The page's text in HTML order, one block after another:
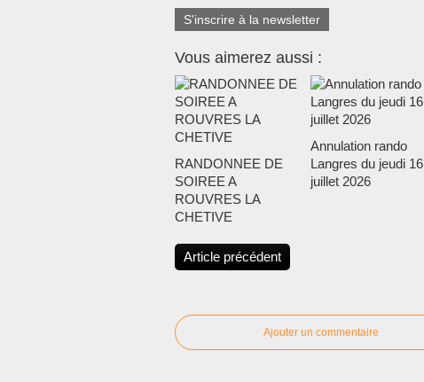
S'inscrire à la newsletter
Vous aimerez aussi :
RANDONNEE DE
SOIREE A
ROUVRES LA
CHETIVE
Annulation rando
Langres du jeudi 16
juillet 2026
Article précédent
Ajouter un commentaire